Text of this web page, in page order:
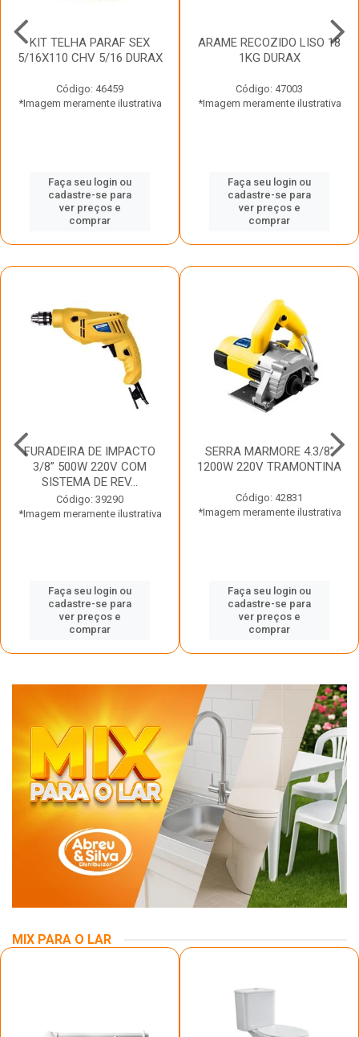
KIT TELHA PARAF SEX
5/16X110 CHV 5/16 DURAX
Código: 46459
*Imagem meramente ilustrativa
Faça seu login ou
cadastre-se para
ver preços e
comprar
ARAME RECOZIDO LISO 18
1KG DURAX
Código: 47003
*Imagem meramente ilustrativa
Faça seu login ou
cadastre-se para
ver preços e
comprar
FURADEIRA DE IMPACTO
3/8” 500W 220V COM
SISTEMA DE REV...
Código: 39290
*Imagem meramente ilustrativa
Faça seu login ou
cadastre-se para
ver preços e
comprar
SERRA MARMORE 4.3/8”
1200W 220V TRAMONTINA
Código: 42831
*Imagem meramente ilustrativa
Faça seu login ou
cadastre-se para
ver preços e
comprar
MIX PARA O LAR